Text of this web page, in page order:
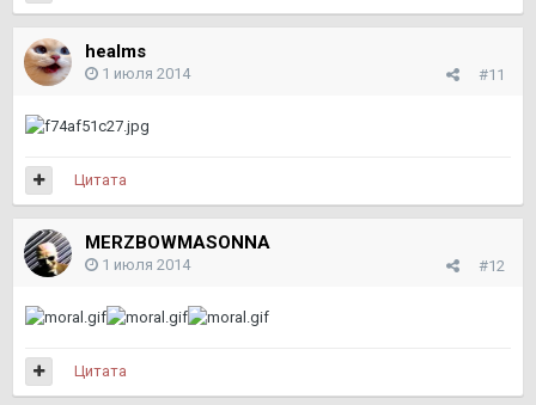
healms
#11
1 июля 2014
Цитата
MERZBOWMASONNA
#12
1 июля 2014
Цитата